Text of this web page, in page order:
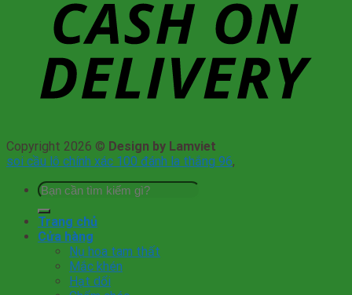
Copyright 2026 © Design by Lamviet
soi cầu lô chính xác 100 đánh la thắng 96,
Tìm
kiếm:
Trang chủ
Cửa hàng
Nụ hoa tam thất
Mắc khén
Hạt dổi